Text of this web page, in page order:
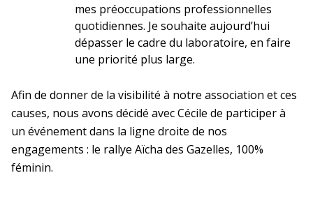
La prévention dans ma DR
Paris-IDF Centre Nord
En brefLa DR Paris-IDF Centre Nord en
bref
La prévention dans ma DR
mes préoccupations professionnelles
quotidiennes. Je souhaite aujourd’hui
dépasser le cadre du laboratoire, en faire
une priorité plus large.
Afin de donner de la visibilité à notre association et ces
causes, nous avons décidé avec Cécile de participer à
un événement dans la ligne droite de nos
engagements : le rallye Aïcha des Gazelles, 100%
féminin.